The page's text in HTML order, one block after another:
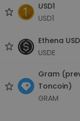
USD1
USD1
Ethena
USDE
Gram
Toncoin)
GRAM